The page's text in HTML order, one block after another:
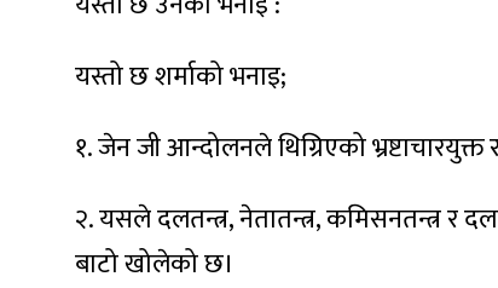
यस्तो छ शर्माको भनाइ;
१. जेन जी आन्दोलनले थिग्रिएको
२. यसले दलतन्त्र, नेतातन्त्र, कमिसनतन्त्र र
बाटो खोलेको छ।